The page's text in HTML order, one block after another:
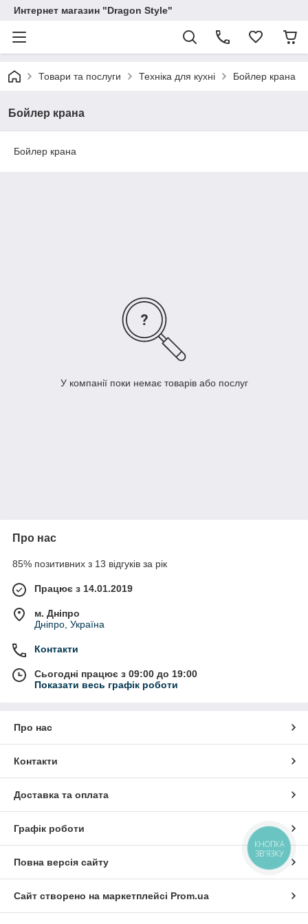
Интернет магазин "Dragon Style"
Товари та послуги Техніка для кухні Бойлер крана
Бойлер крана
Бойлер крана
У компанії поки немає товарів або послуг
Про нас
85% позитивних з 13 відгуків за рік
Працює з 14.01.2019
м. Дніпро
Дніпро, Україна
Контакти
Сьогодні працює з 09:00 до 19:00
Показати весь графік роботи
Про нас
Контакти
Доставка та оплата
Графік роботи
Повна версія сайту
Сайт створено на маркетплейсі Prom.ua
КНОПКА
ЗВ'ЯЗКУ